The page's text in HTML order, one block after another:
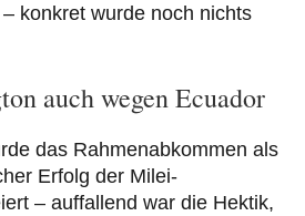
konkret wurde noch nichts
auch wegen Ecuador
das Rahmenabkommen als
Erfolg der Milei-
– auffallend war die Hektik,